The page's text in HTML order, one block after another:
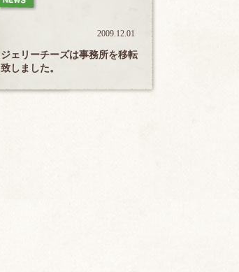
2009.12.01
ジェリーチーズは事務所を移転
致しました。